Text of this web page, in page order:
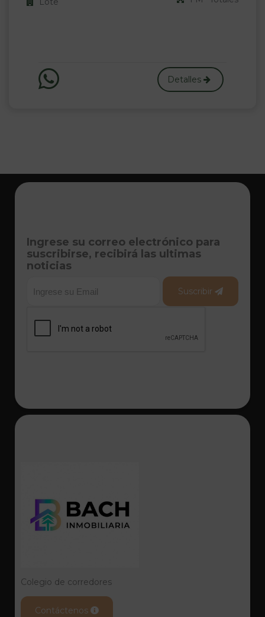
Detalles
Ingrese su correo electrónico para
suscribirse, recibirá las ultimas
noticias
Suscribir
Colegio de corredores
Contáctenos